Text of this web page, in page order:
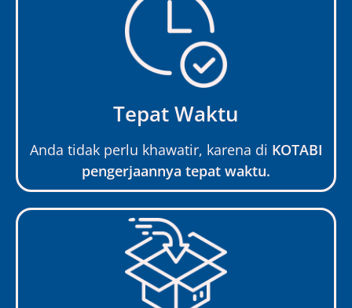
Tepat Waktu
Anda tidak perlu khawatir, karena di KOTABI
pengerjaannya tepat waktu.